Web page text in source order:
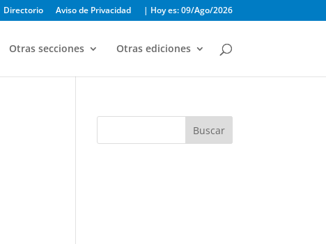
Directorio Aviso de Privacidad | Hoy es: 09/Ago/2026
Otras secciones Otras ediciones
Buscar